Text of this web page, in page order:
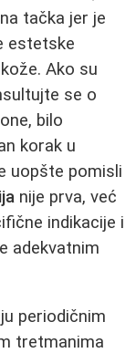
tačka jer je
estetske
Ako su
se o
bilo
korak u
uopšte pomisli
nije prva, već
indikacije i
adekvatnim
periodičnim
tretmanima